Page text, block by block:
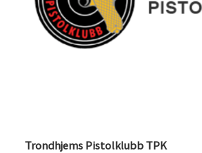
Trondhjems Pistolklubb TPK